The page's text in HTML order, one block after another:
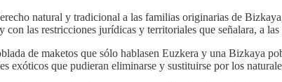
natural y tradicional a las familias originarias de
con las restricciones jurídicas y territoriales que señalara, a
de maketos que sólo hablasen Euzkera y una Bizkaya
exóticos que pudieran eliminarse y sustituirse por los